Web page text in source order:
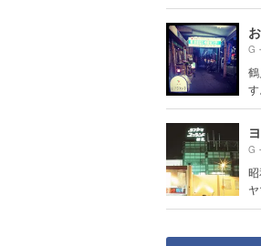
G
G